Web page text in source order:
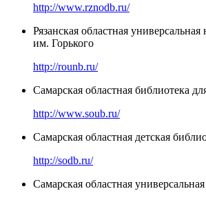
http://www.rznodb.ru/
Рязанская областная универсальная
им. Горького
http://rounb.ru/
Самарская областная библиотека
http://www.soub.ru/
Самарская областная детская
http://sodb.ru/
Самарская областная